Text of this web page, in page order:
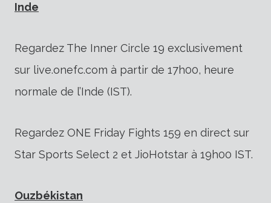
Inde
Regardez The Inner Circle 19 exclusivement
sur live.onefc.com à partir de 17h00, heure
normale de l’Inde (IST).
Regardez ONE Friday Fights 159 en direct sur
Star Sports Select 2 et JioHotstar à 19h00 IST.
Ouzbékistan